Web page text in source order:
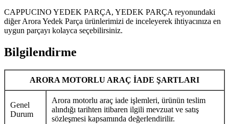
CAPPUCINO YEDEK PARÇA, YEDEK PARÇA reyonundaki
diğer Arora Yedek Parça ürünlerimizi de inceleyerek ihtiyacınıza en
uygun parçayı kolayca seçebilirsiniz.
Bilgilendirme
ARORA MOTORLU ARAÇ İADE ŞARTLARI
Genel
Durum
Arora motorlu araç iade işlemleri, ürünün teslim
alındığı tarihten itibaren ilgili mevzuat ve satış
sözleşmesi kapsamında değerlendirilir.